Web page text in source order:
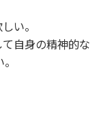
い。
自身の精神的な